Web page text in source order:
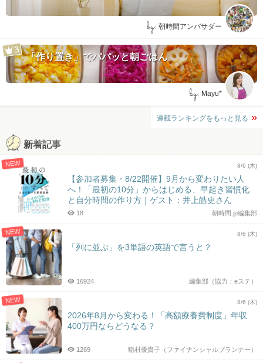
by: 朝時間アンバサダー
「作り置き」でパパッと朝ごはん
by: Mayu*
連載ランキングをもっと見る
新着記事
NEW 8/6 (木)
【参加者募集・8/22開催】9月から変わりたい人
へ！「最初の10分」からはじめる、早起き習慣化
と自分時間の作り方｜ゲスト：井上皓史さん
朝時間.jp編集部
18
NEW 8/6 (木)
「列に並ぶ」を3単語の英語で言うと？
編集部（協力：eステ）
16924
NEW 8/6 (木)
2026年8月から変わる！「高額療養費制度」年収
400万円ならどうなる？
稲村優貴子（ファイナンシャルプランナー）
1269